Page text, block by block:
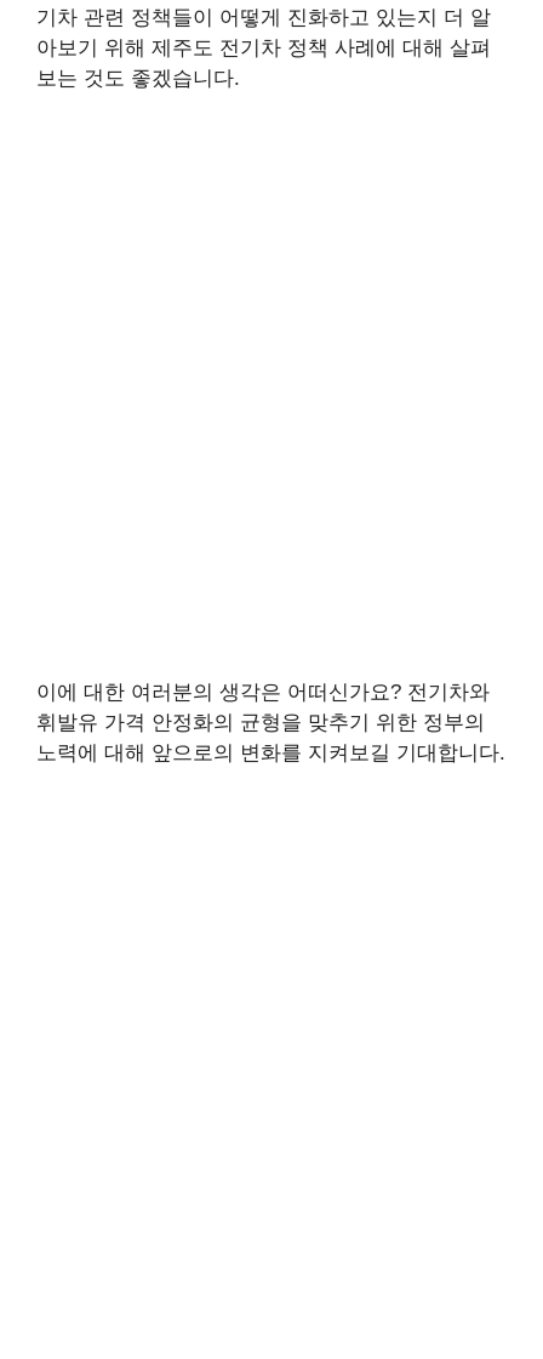
기차 관련 정책들이 어떻게 진화하고 있는지 더 알
아보기 위해 제주도 전기차 정책 사례에 대해 살펴
보는 것도 좋겠습니다.
이에 대한 여러분의 생각은 어떠신가요? 전기차와
휘발유 가격 안정화의 균형을 맞추기 위한 정부의
노력에 대해 앞으로의 변화를 지켜보길 기대합니다.